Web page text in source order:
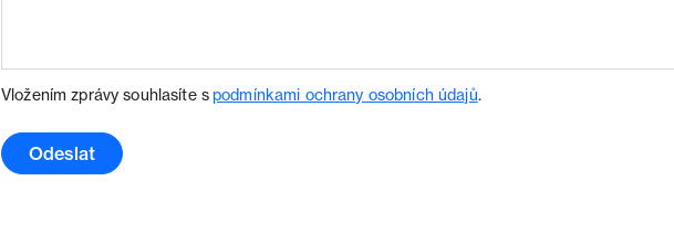
Vložením zprávy souhlasíte spodmínkami ochrany osobních údajů.
Odeslat